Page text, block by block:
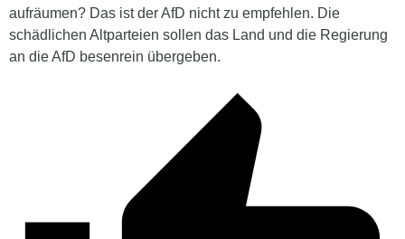
aufräumen? Das ist der AfD nicht zu empfehlen. Die
schädlichen Altparteien sollen das Land und die Regierung
an die AfD besenrein übergeben.